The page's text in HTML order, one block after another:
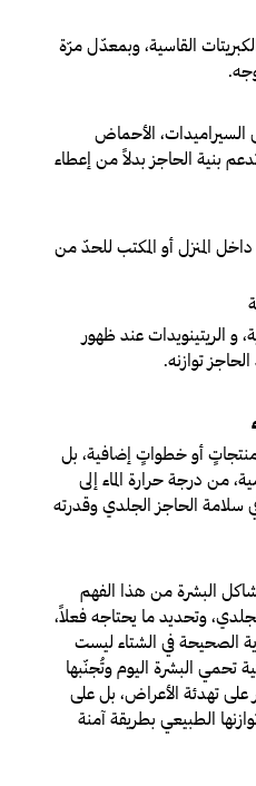
القاسية، وبمعدّل مرّة
السيراميدات، الأحماض
تدعم بنية الحاجز بدلاً من إعطاء
المنزل أو المكتب للحدّ من
و الريتينويدات عند ظهور
توازنه.
منتجاتٍ أو خطواتٍ إضافية، بل
من درجة حرارة الماء إلى
سلامة الحاجز الجلدي وقدرته
البشرة من هذا الفهم
وتحديد ما يحتاجه فعلاً،
الصحيحة في الشتاء ليست
تحمي البشرة اليوم وتُجنّبها
تهدئة الأعراض، بل على
الطبيعي بطريقة آمنة